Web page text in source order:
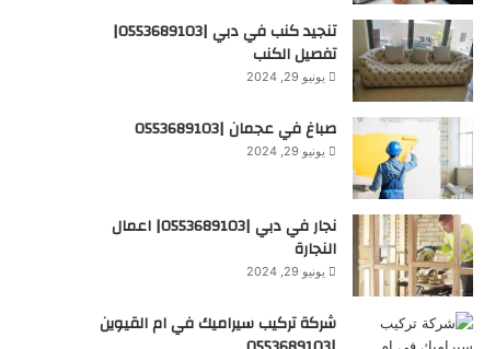
تنجيد كنب في دبي |0553689103|
تفصيل الكنب
يونيو 29, 2024
صباغ في عجمان |0553689103
يونيو 29, 2024
نجار في دبي |0553689103| اعمال
النجارة
يونيو 29, 2024
شركة تركيب سيراميك في ام القيوين